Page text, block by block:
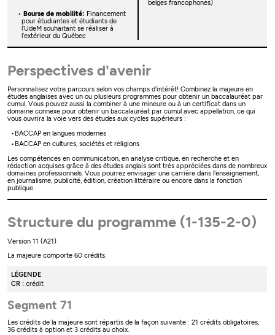
belges francophones)
Bourse de mobilité: Financement
pour étudiantes et étudiants de
l’UdeM souhaitant se réaliser à
l’extérieur du Québec
Perspectives d'avenir
Personnalisez votre parcours selon vos champs d'intérêt! Combinez la majeure en
études anglaises avec un ou plusieurs programmes pour obtenir un baccalauréat par
cumul. Vous pouvez aussi la combiner à une mineure ou à un certificat dans un
domaine connexe pour obtenir un baccalauréat par cumul avec appellation, ce qui
vous ouvrira la voie vers des études aux cycles supérieurs :
BACCAP en langues modernes
BACCAP en cultures, sociétés et religions
Les compétences en communication, en analyse critique, en recherche et en
rédaction acquises grâce à des études anglais sont très appréciées dans de nombreux
domaines professionnels. Vous pourrez envisager une carrière dans l'enseignement,
en journalisme, publicité, édition, création littéraire ou encore dans la fonction
publique.
Structure du programme (1-135-2-0)
Version 11 (A21)
La majeure comporte 60 crédits.
LÉGENDE
CR : crédit
Segment 71
Les crédits de la majeure sont répartis de la façon suivante : 21 crédits obligatoires,
36 crédits à option et 3 crédits au choix.